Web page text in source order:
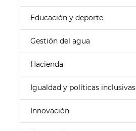
Educación y deporte
Gestión del agua
Hacienda
Igualdad y políticas inclusivas
Innovación